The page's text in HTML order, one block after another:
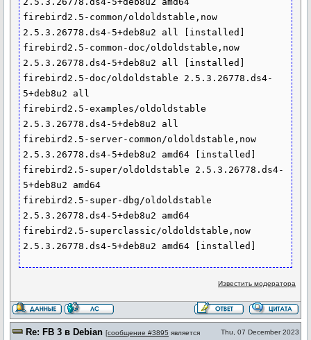
firebird2.5-common/oldoldstable,now
2.5.3.26778.ds4-5+deb8u2 all [installed]
firebird2.5-common-doc/oldoldstable,now
2.5.3.26778.ds4-5+deb8u2 all [installed]
firebird2.5-doc/oldoldstable 2.5.3.26778.ds4-
5+deb8u2 all
firebird2.5-examples/oldoldstable
2.5.3.26778.ds4-5+deb8u2 all
firebird2.5-server-common/oldoldstable,now
2.5.3.26778.ds4-5+deb8u2 amd64 [installed]
firebird2.5-super/oldoldstable 2.5.3.26778.ds4-
5+deb8u2 amd64
firebird2.5-super-dbg/oldoldstable
2.5.3.26778.ds4-5+deb8u2 amd64
firebird2.5-superclassic/oldoldstable,now
Известить модератора
Re: FB 3 в Debian [сообщение #3895 является
Thu, 07 December 2023